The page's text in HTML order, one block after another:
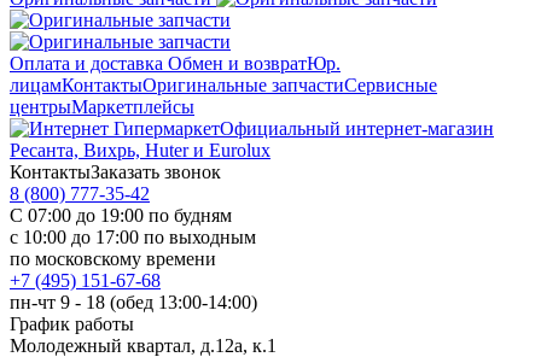
Оплата и доставка Обмен и возвратЮр.
лицамКонтактыОригинальные запчастиСервисные
центрыМаркетплейсы
Официальный интернет-магазин
Ресанта, Вихрь, Huter и Eurolux
КонтактыЗаказать звонок
8 (800) 777-35-42
С 07:00 до 19:00 по будням
с 10:00 до 17:00 по выходным
по московскому времени
+7 (495) 151-67-68
пн-чт 9 - 18 (обед 13:00-14:00)
График работы
Молодежный квартал, д.12а, к.1